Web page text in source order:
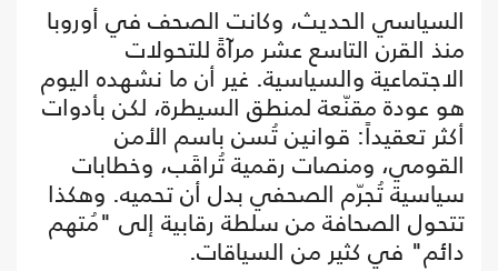
السياسي الحديث، وكانت الصحف في أوروبا
منذ القرن التاسع عشر مرآةً للتحولات
الاجتماعية والسياسية. غير أن ما نشهده اليوم
هو عودة مقنّعة لمنطق السيطرة، لكن بأدوات
أكثر تعقيداً: قوانين تُسن باسم الأمن
القومي، ومنصات رقمية تُراقَب، وخطابات
سياسية تُجرّم الصحفي بدل أن تحميه. وهكذا
تتحول الصحافة من سلطة رقابية إلى "مُتهم
دائم" في كثير من السياقات.